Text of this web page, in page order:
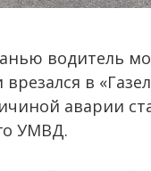
водитель
в
аварии
УМВД.